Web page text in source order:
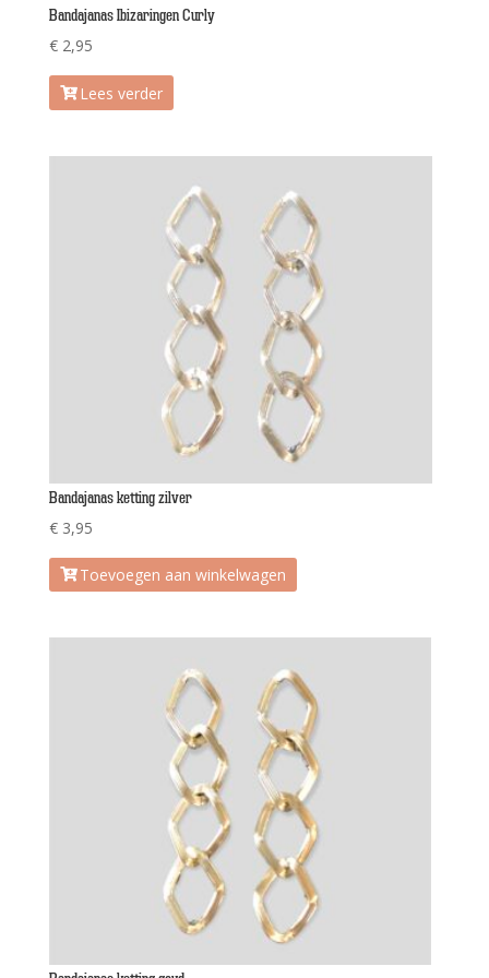
Bandajanas Ibizaringen Curly
€2,95
Lees verder
Bandajanas ketting zilver
€3,95
Toevoegen aan winkelwagen